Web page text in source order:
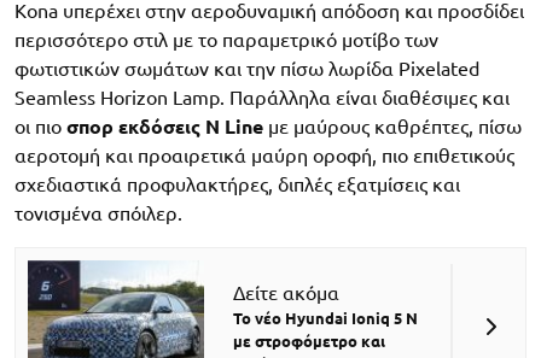
Kona υπερέχει στην αεροδυναμική απόδοση και προσδίδει
περισσότερο στιλ με το παραμετρικό μοτίβο των
φωτιστικών σωμάτων και την πίσω λωρίδα Pixelated
Seamless Horizon Lamp. Παράλληλα είναι διαθέσιμες και
οι πιο σπορ εκδόσεις N Line με μαύρους καθρέπτες, πίσω
αεροτομή και προαιρετικά μαύρη οροφή, πιο επιθετικούς
σχεδιαστικά προφυλακτήρες, διπλές εξατμίσεις και
τονισμένα σπόιλερ.
Δείτε ακόμα
Το νέο Hyundai Ioniq 5 Ν
με στροφόμετρο και